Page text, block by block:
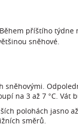
příštího
sněhové.
sněhovými.
na 3 až 7 °C.
polohách jasno
směrů.